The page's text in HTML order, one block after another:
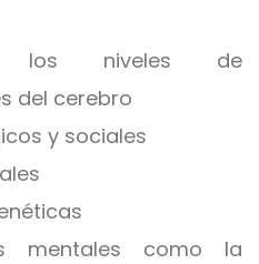
los niveles de
del cerebro
y sociales
mentales como la